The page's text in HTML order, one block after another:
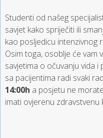
Studenti od našeg
savjet kako spriječiti ili
kao posljedicu intenzivnog
Osim toga, osoblje će vam
savjetima o očuvanju vida i
sa pacijentima radi svaki
14:00h a posjetu ne
imati ovjerenu zdravstvenu